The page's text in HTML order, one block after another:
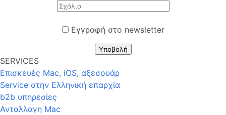
Εγγραφή στο newsletter
Υποβολή
SERVICES
Επισκευές Mac, iOS, αξεσουάρ
Service στην Eλληνική επαρχία
b2b υπηρεσίες
Ανταλλαγη Mac